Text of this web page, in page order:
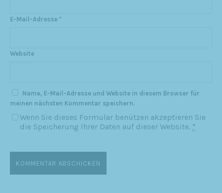
E-Mail-Adresse *
Website
Name, E-Mail-Adresse und Website in diesem Browser für
meinen nächsten Kommentar speichern.
Wenn Sie dieses Formular benützen akzeptieren Sie
die Speicherung Ihrer Daten auf dieser Website. *